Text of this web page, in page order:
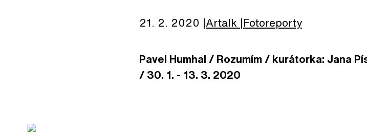
21. 2. 2020 Artalk Fotoreporty
Pavel Humhal / Rozumím / kurátorka: Jana
/ 30. 1. - 13. 3. 2020